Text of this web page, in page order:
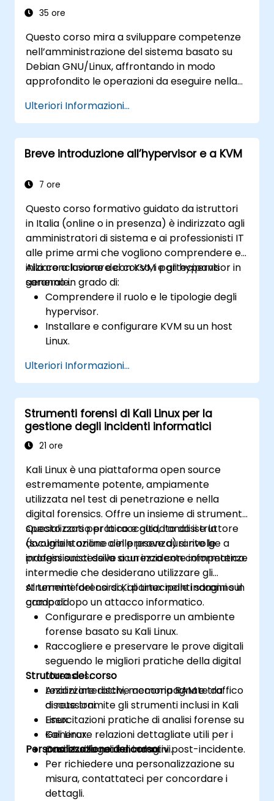
35 ore
Questo corso mira a sviluppare competenze
nell’amministrazione del sistema basato su
Debian GNU/Linux, affrontando in modo
approfondito le operazioni da eseguire nella
navigazione shell e l’utilizzo degli strumenti
per l’elaborazione testuale. Si esplorano in
dettaglio i meccanismi di gestione dei
pacchetti tramite apt e dpkg, l’avvio del
l’autenticazione degli utenti. L’obiettivo è
modo completo le infrastrutture Debian, con
piena padronanza delle attività quotidiane di
manutenzione, risoluzione dei problemi e
configurazione sicura in diversi ambienti
aziendali.
Ulteriori Informazioni...
Breve introduzione all’hypervisor e a KVM
7 ore
Questo corso formativo guidato da istruttori
in Italia (online o in presenza) è indirizzato agli
amministratori di sistema e ai professionisti IT
alle prime armi che vogliono comprendere e
iniziare a lavorare con KVM e gli hypervisor in
generale.
Alla conclusione del corso, i partecipanti
saranno in grado di:
Comprendere il ruolo e le tipologie degli
hypervisor.
Installare e configurare KVM su un host
Linux.
problemi delle macchine virtuali ospiti.
Configurare reti virtuali e pool di
archiviazione per ambienti VM.
Ulteriori Informazioni...
Strumenti forensi di Kali Linux per la
gestione degli incidenti informatici
21 ore
Kali Linux è una piattaforma open source
estremamente potente, ampiamente
utilizzata nel test di penetrazione e nella
digital forensics. Offre un insieme di strumenti
specializzati per la raccolta, l’analisi e la
documentazione delle prove durante le
indagini successive a un incidente informatico.
Questo corso pratico e guidato da istruttore
(svolgibile online o in presenza) si rivolge a
professionisti della sicurezza con competenze
intermedie che desiderano utilizzare gli
strumenti forensi di Kali Linux nelle indagini sul
campo dopo un attacco informatico.
Al termine del corso, i partecipanti saranno in
grado di:
Configurare e predisporre un ambiente
forense basato su Kali Linux.
Raccogliere e preservare le prove digitali
seguendo le migliori pratiche della digital
forensics.
Analizzare dischi, memoria RAM e traffico
di rete tramite gli strumenti inclusi in Kali
Linux.
Generare relazioni dettagliate utili per i
processi legali e normativi.
Struttura del corso
Lezioni interattive accompagnate da
discussioni.
Esercitazioni pratiche di analisi forense su
Kali Linux.
Casi studio reali di indagini post-incidente.
Personalizzazione del corso
Per richiedere una personalizzazione su
misura, contattateci per concordare i
dettagli.